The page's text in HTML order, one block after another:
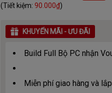
(Tiết kiệm: 90.000₫)
KHUYẾN MÃI - ƯU ĐÃI
Build Full Bộ PC nhận
Miễn phí giao hàng và